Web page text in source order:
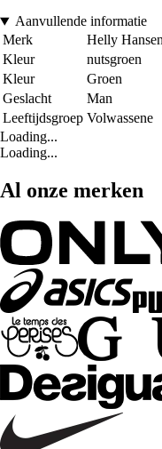
Aanvullende informatie
Merk
Helly
Kleur
nutsgroen
Kleur
Groen
Geslacht
Man
Leeftijdsgroep Volwassene
Loading...
Loading...
Al onze merken